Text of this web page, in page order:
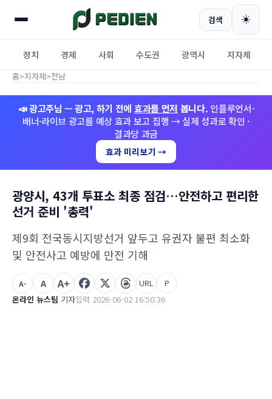
검색 ☀️
정치 경제 사회 수도권 광역시 지자체
홈>지자체>전남
📣 광고주님 — 광고, 하기 전에 효과를 먼저 봅니다. 인플루언서·
배너·라이브 광고를 예상 효과 보고 집행 → 실제 성과로 확인 ·
결과당 과금
효과 미리보기 →
광양시, 43개 투표소 최종 점검…안전하고 편리한
선거 준비 '총력'
제9회 전국동시지방선거 앞두고 유권자 불편 최소화
및 안전사고 예방에 만전 기해
온라인 뉴스팀 기자입력 2026-06-02 16:50:36
A- A A+ URL P